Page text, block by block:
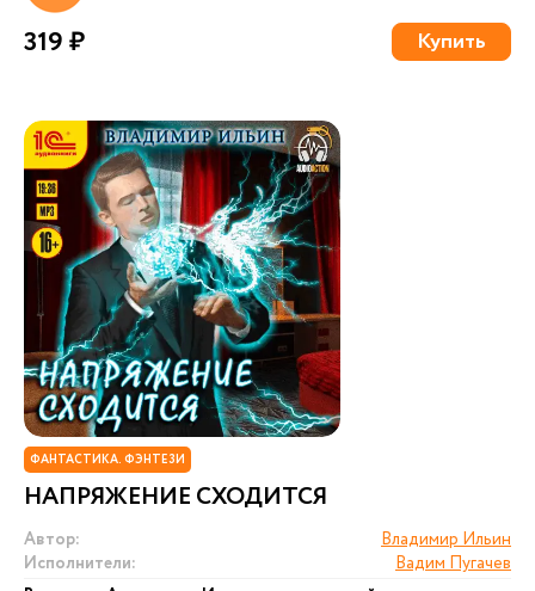
319 ₽ Купить
ФАНТАСТИКА. ФЭНТЕЗИ
НАПРЯЖЕНИЕ СХОДИТСЯ
Автор:
Владимир Ильин
Исполнители:
Вадим Пугачев